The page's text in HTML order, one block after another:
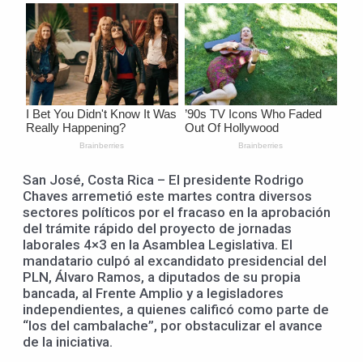
San José, Costa Rica – El presidente Rodrigo
Chaves arremetió este martes contra diversos
sectores políticos por el fracaso en la aprobación
del trámite rápido del proyecto de jornadas
laborales 4×3 en la Asamblea Legislativa. El
mandatario culpó al excandidato presidencial del
PLN, Álvaro Ramos, a diputados de su propia
bancada, al Frente Amplio y a legisladores
independientes, a quienes calificó como parte de
“los del cambalache”, por obstaculizar el avance
de la iniciativa.